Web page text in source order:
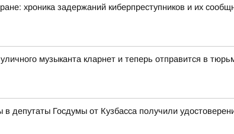
хроника задержаний киберпреступников и их
музыканта кларнет и теперь отправится в
в депутаты Госдумы от Кузбасса получили